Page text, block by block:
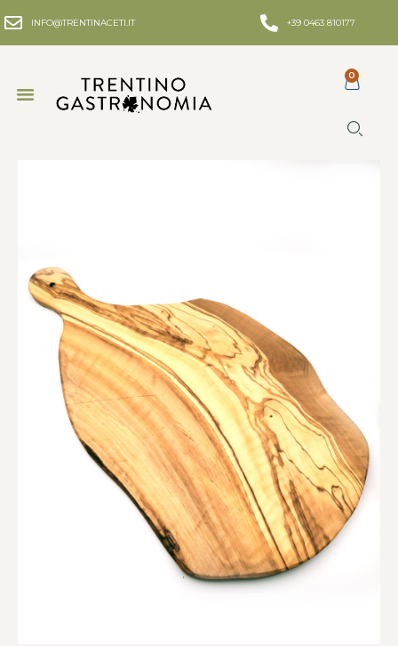
INFO@TRENTINACETI.IT +39 0463 810177
0